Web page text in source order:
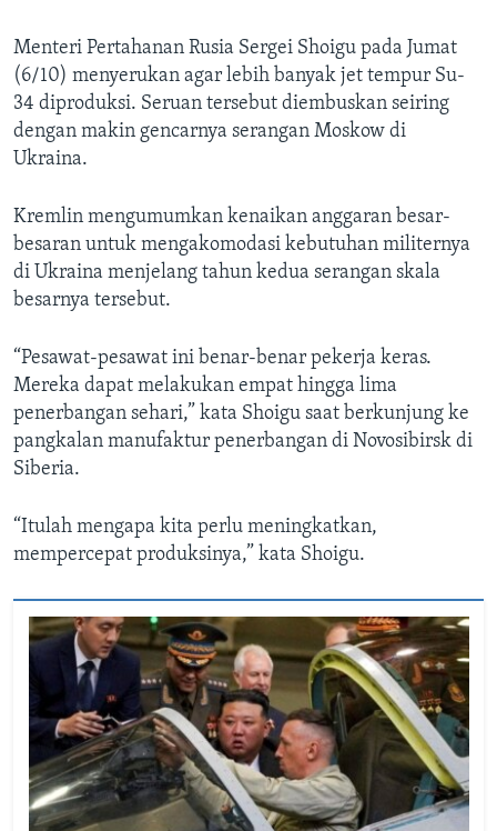
Menteri Pertahanan Rusia Sergei Shoigu pada Jumat
(6/10) menyerukan agar lebih banyak jet tempur Su-
34 diproduksi. Seruan tersebut diembuskan seiring
dengan makin gencarnya serangan Moskow di
Ukraina.
Kremlin mengumumkan kenaikan anggaran besar-
besaran untuk mengakomodasi kebutuhan militernya
di Ukraina menjelang tahun kedua serangan skala
besarnya tersebut.
“Pesawat-pesawat ini benar-benar pekerja keras.
Mereka dapat melakukan empat hingga lima
penerbangan sehari,” kata Shoigu saat berkunjung ke
pangkalan manufaktur penerbangan di Novosibirsk di
Siberia.
“Itulah mengapa kita perlu meningkatkan,
mempercepat produksinya,” kata Shoigu.